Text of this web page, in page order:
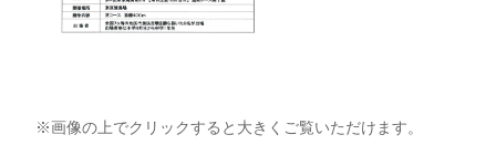
※画像の上でクリックすると大きくご覧いただけます。